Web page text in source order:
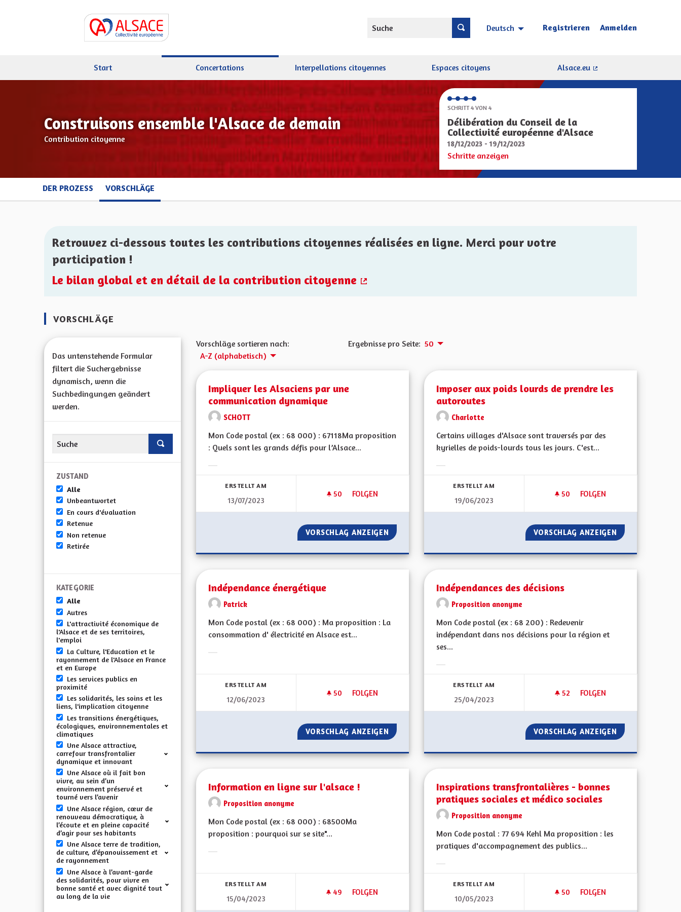
Suche Deutsch Choisir la langue Sprache wählen
Registrieren Anmelden
Start Concertations Interpellations citoyennes Espaces citoyens
Alsace.eu
Construisons ensemble l'Alsace de demain
Contribution citoyenne
SCHRITT 4 VON 4
Délibération du Conseil de la
Collectivité européenne d'Alsace
18/12/2023 - 19/12/2023
Schritte anzeigen
DER PROZESS VORSCHLÄGE
Retrouvez ci-dessous toutes les contributions citoyennes réalisées en ligne. Merci pour votre
participation !
Le bilan global et en détail de la contribution citoyenne
VORSCHLÄGE
Das untenstehende Formular
filtert die Suchergebnisse
dynamisch, wenn die
Suchbedingungen geändert
werden.
ZUSTAND
Alle
Unbeantwortet
En cours d'évaluation
Retenue
Non retenue
Retirée
KATEGORIE
Alle
Autres
L'attractivité économique de
l'Alsace et de ses territoires,
l'emploi
La Culture, l'Education et le
rayonnement de l'Alsace en France
et en Europe
Les services publics en
proximité
Les solidarités, les soins et les
liens, l'implication citoyenne
Les transitions énergétiques,
écologiques, environnementales et
climatiques
Une Alsace attractive,
carrefour transfrontalier
dynamique et innovant
Une Alsace où il fait bon
vivre, au sein d’un
environnement préservé et
tourné vers l’avenir
Une Alsace région, cœur de
renouveau démocratique, à
l’écoute et en pleine capacité
d’agir pour ses habitants
Une Alsace terre de tradition,
de culture, d’épanouissement et
de rayonnement
Une Alsace à l’avant-garde
des solidarités, pour vivre en
bonne santé et avec dignité tout
au long de la vie
Vorschläge sortieren nach:
A-Z (alphabetisch)
Ergebnisse pro Seite: 50
Impliquer les Alsaciens par une
communication dynamique
SCHOTT
Mon Code postal (ex : 68 000) : 67118Ma proposition
: Quels sont les grands défis pour l’Alsace...
ERSTELLT AM
13/07/2023
50 50 FOLLOWER
FOLGEN
IMPLIQUER LES ALSACIENS PAR UNE COMMUNICATION DYNAMIQUE
VORSCHLAG ANZEIGEN IMPLIQUER LES ALSACIENS PAR UNE COMMUNICATION DYNAMIQUE
Imposer aux poids lourds de prendre les
autoroutes
Charlotte
Certains villages d'Alsace sont traversés par des
kyrielles de poids-lourds tous les jours. C'est...
ERSTELLT AM
19/06/2023
50 50 FOLLOWER
FOLGEN
IMPOSER AUX POIDS
VORSCHLAG ANZEIGEN IMPOSER AUX
Indépendance énergétique
Patrick
Mon Code postal (ex : 68 000) : Ma proposition : La
consommation d' électricité en Alsace est...
ERSTELLT AM
12/06/2023
50 50 FOLLOWER
FOLGEN
INDÉPENDANCE ÉNERGÉTIQUE
VORSCHLAG ANZEIGEN INDÉPENDANCE ÉNERGÉTIQUE
Indépendances des décisions
Proposition anonyme
Mon Code postal (ex : 68 200) : Redevenir
indépendant dans nos décisions pour la région et
ses...
ERSTELLT AM
25/04/2023
52 52 FOLLOWER
FOLGEN
INDÉPENDANCES DES
VORSCHLAG ANZEIGEN
Information en ligne sur l'alsace !
Proposition anonyme
Mon Code postal (ex : 68 000) : 68500Ma
proposition : pourquoi sur se site"...
ERSTELLT AM
15/04/2023
49 49 FOLLOWER
FOLGEN
INFORMATION EN LIGNE SUR L'ALSACE !
Inspirations transfrontalières - bonnes
pratiques sociales et médico sociales
Proposition anonyme
Mon Code postal : 77 694 Kehl Ma proposition : les
pratiques d'accompagnement des publics...
ERSTELLT AM
10/05/2023
50 50 FOLLOWER
FOLGEN
INSPIRATIONS